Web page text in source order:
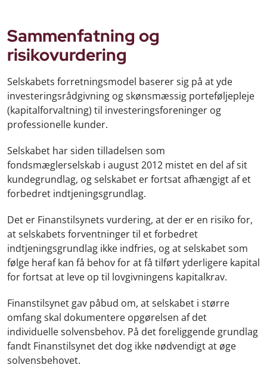
Sammenfatning og
risikovurdering
Selskabets forretningsmodel baserer sig på at yde
investeringsrådgivning og skønsmæssig porteføljepleje
(kapitalforvaltning) til investeringsforeninger og
professionelle kunder.
Selskabet har siden tilladelsen som
fondsmæglerselskab i august 2012 mistet en del af sit
kundegrundlag, og selskabet er fortsat afhængigt af et
forbedret indtjeningsgrundlag.
Det er Finanstilsynets vurdering, at der er en risiko for,
at selskabets forventninger til et forbedret
indtjeningsgrundlag ikke indfries, og at selskabet som
følge heraf kan få behov for at få tilført yderligere kapital
for fortsat at leve op til lovgivningens kapitalkrav.
Finanstilsynet gav påbud om, at selskabet i større
omfang skal dokumentere opgørelsen af det
individuelle solvensbehov. På det foreliggende grundlag
fandt Finanstilsynet det dog ikke nødvendigt at øge
solvensbehovet.